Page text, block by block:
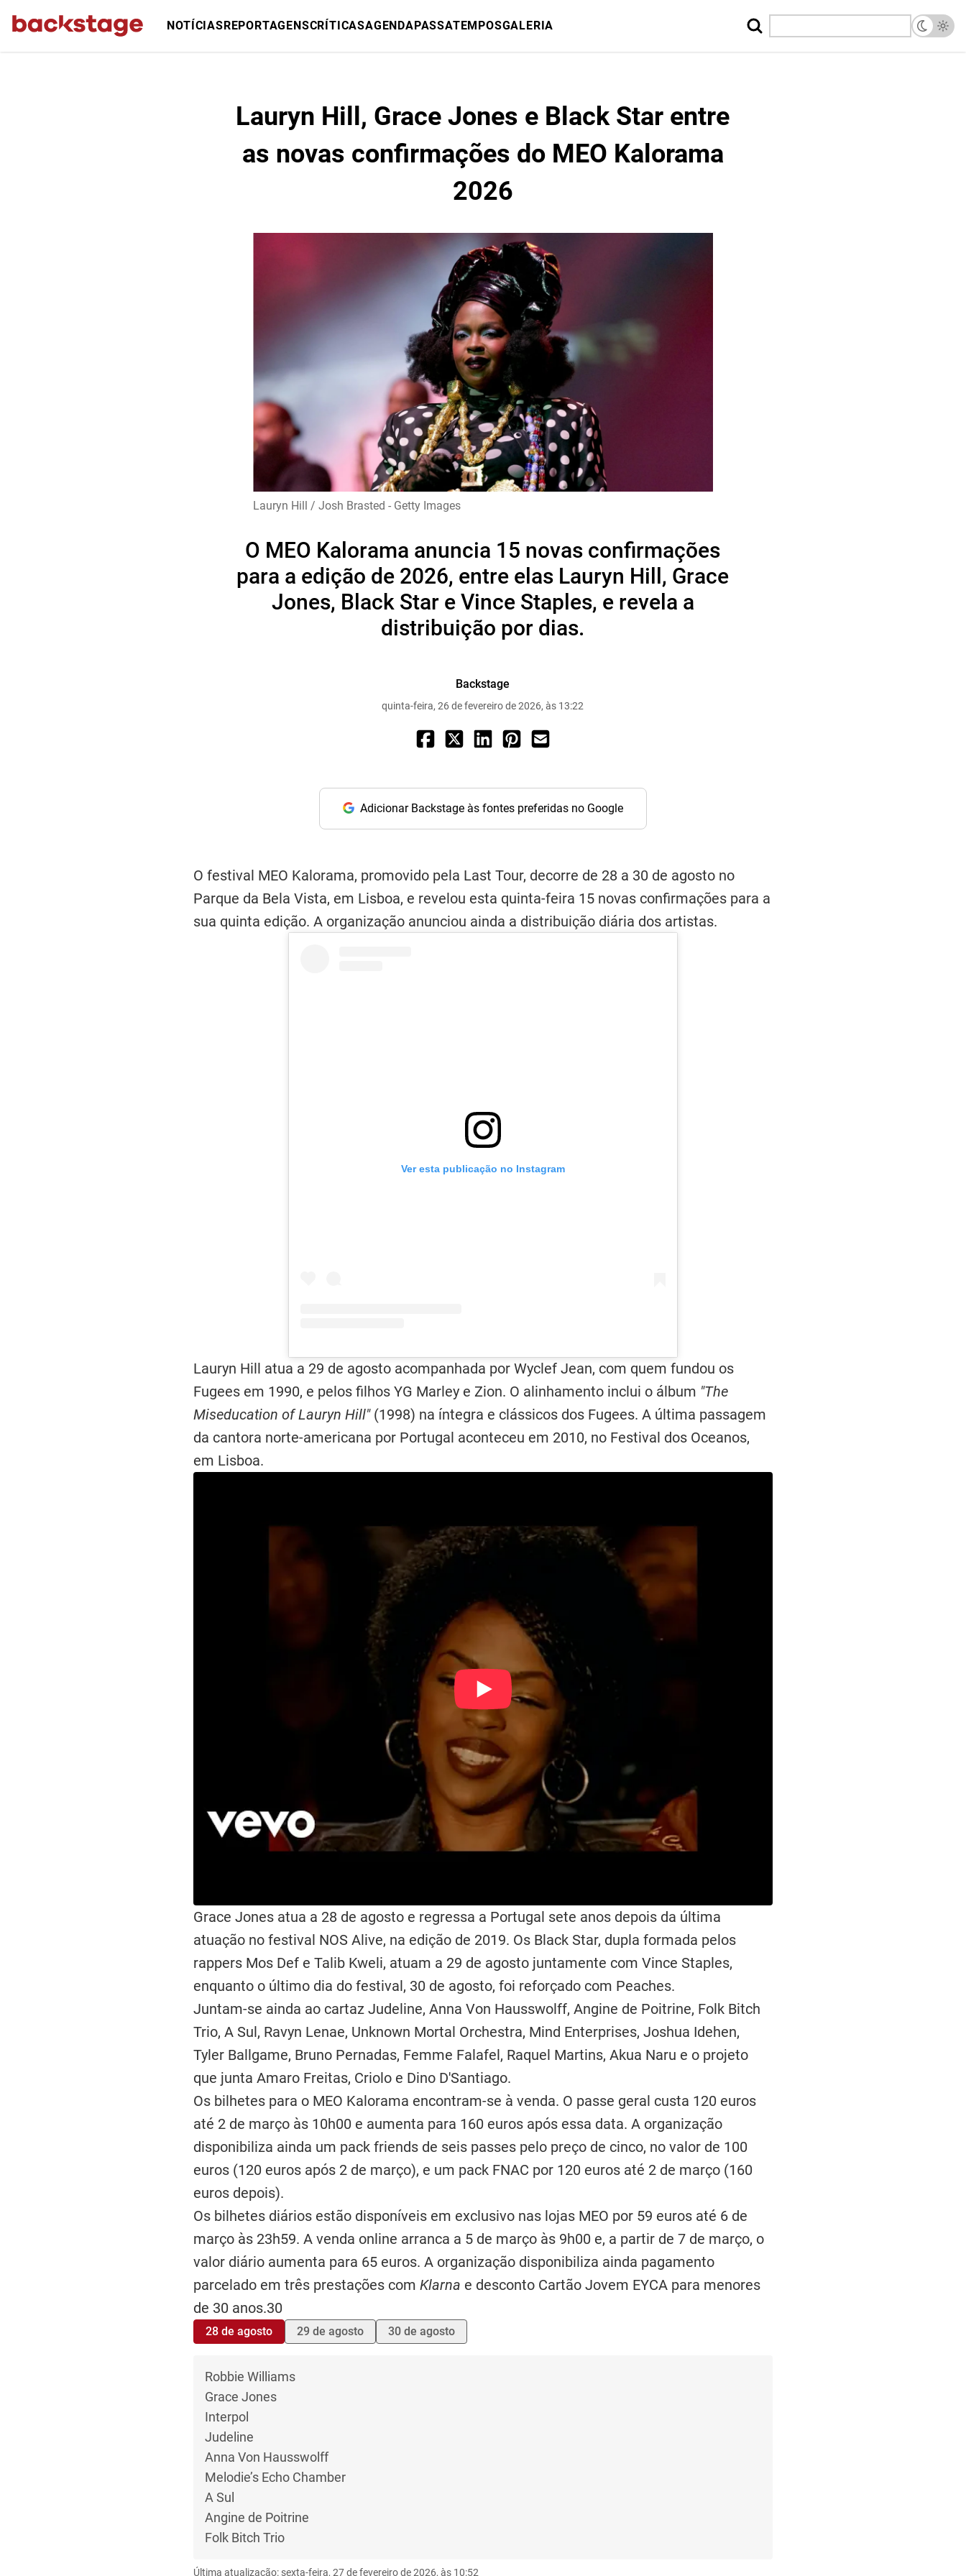
NOTÍCIASREPORTAGENSCRÍTICASAGENDAPASSATEMPOSGALERIA
Lauryn Hill, Grace Jones e Black Star entre
as novas confirmações do MEO Kalorama
2026
Lauryn Hill / Josh Brasted - Getty Images
O MEO Kalorama anuncia 15 novas confirmações
para a edição de 2026, entre elas Lauryn Hill, Grace
Jones, Black Star e Vince Staples, e revela a
distribuição por dias.
Backstage
quinta-feira, 26 de fevereiro de 2026, às 13:22
Adicionar Backstage às fontes preferidas no Google
O festival MEO Kalorama, promovido pela Last Tour, decorre de 28 a 30 de agosto no
Parque da Bela Vista, em Lisboa, e revelou esta quinta-feira 15 novas confirmações para a
sua quinta edição. A organização anunciou ainda a distribuição diária dos artistas.
Ver esta publicação no Instagram
Lauryn Hill atua a 29 de agosto acompanhada por Wyclef Jean, com quem fundou os
Fugees em 1990, e pelos filhos YG Marley e Zion. O alinhamento inclui o álbum "The
Miseducation of Lauryn Hill"(1998) na íntegra e clássicos dos Fugees. A última passagem
da cantora norte-americana por Portugal aconteceu em 2010, no Festival dos Oceanos,
em Lisboa.
Grace Jones atua a 28 de agosto e regressa a Portugal sete anos depois da última
atuação no festival NOS Alive, na edição de 2019. Os Black Star, dupla formada pelos
rappers Mos Def e Talib Kweli, atuam a 29 de agosto juntamente com Vince Staples,
enquanto o último dia do festival, 30 de agosto, foi reforçado com Peaches.
Juntam-se ainda ao cartaz Judeline, Anna Von Hausswolff, Angine de Poitrine, Folk Bitch
Trio, A Sul, Ravyn Lenae, Unknown Mortal Orchestra, Mind Enterprises, Joshua Idehen,
Tyler Ballgame, Bruno Pernadas, Femme Falafel, Raquel Martins, Akua Naru e o projeto
que junta Amaro Freitas, Criolo e Dino D'Santiago.
Os bilhetes para o MEO Kalorama encontram-se à venda. O passe geral custa 120 euros
até 2 de março às 10h00 e aumenta para 160 euros após essa data. A organização
disponibiliza ainda um pack friends de seis passes pelo preço de cinco, no valor de 100
euros (120 euros após 2 de março), e um pack FNAC por 120 euros até 2 de março (160
euros depois).
Os bilhetes diários estão disponíveis em exclusivo nas lojas MEO por 59 euros até 6 de
março às 23h59. A venda online arranca a 5 de março às 9h00 e, a partir de 7 de março, o
valor diário aumenta para 65 euros. A organização disponibiliza ainda pagamento
parcelado em três prestações comKlarna e desconto Cartão Jovem EYCA para menores
de 30 anos.30
28 de agosto 29 de agosto 30 de agosto
Robbie Williams
Grace Jones
Interpol
Judeline
Anna Von Hausswolff
Melodie’s Echo Chamber
A Sul
Angine de Poitrine
Folk Bitch Trio
Última atualização: sexta-feira, 27 de fevereiro de 2026, às 10:52